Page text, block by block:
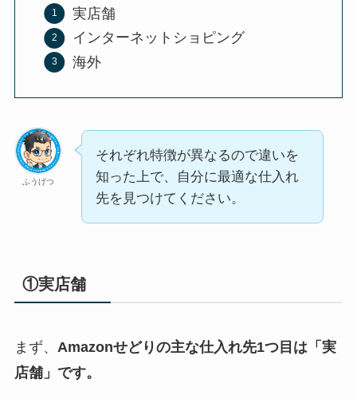
実店舗
インターネットショピング
海外
ふうげつ
それぞれ特徴が異なるので違いを
知った上で、自分に最適な仕入れ
先を見つけてください。
①実店舗
まず、 Amazonせどりの主な仕入れ先1つ目は「実
店舗」です。